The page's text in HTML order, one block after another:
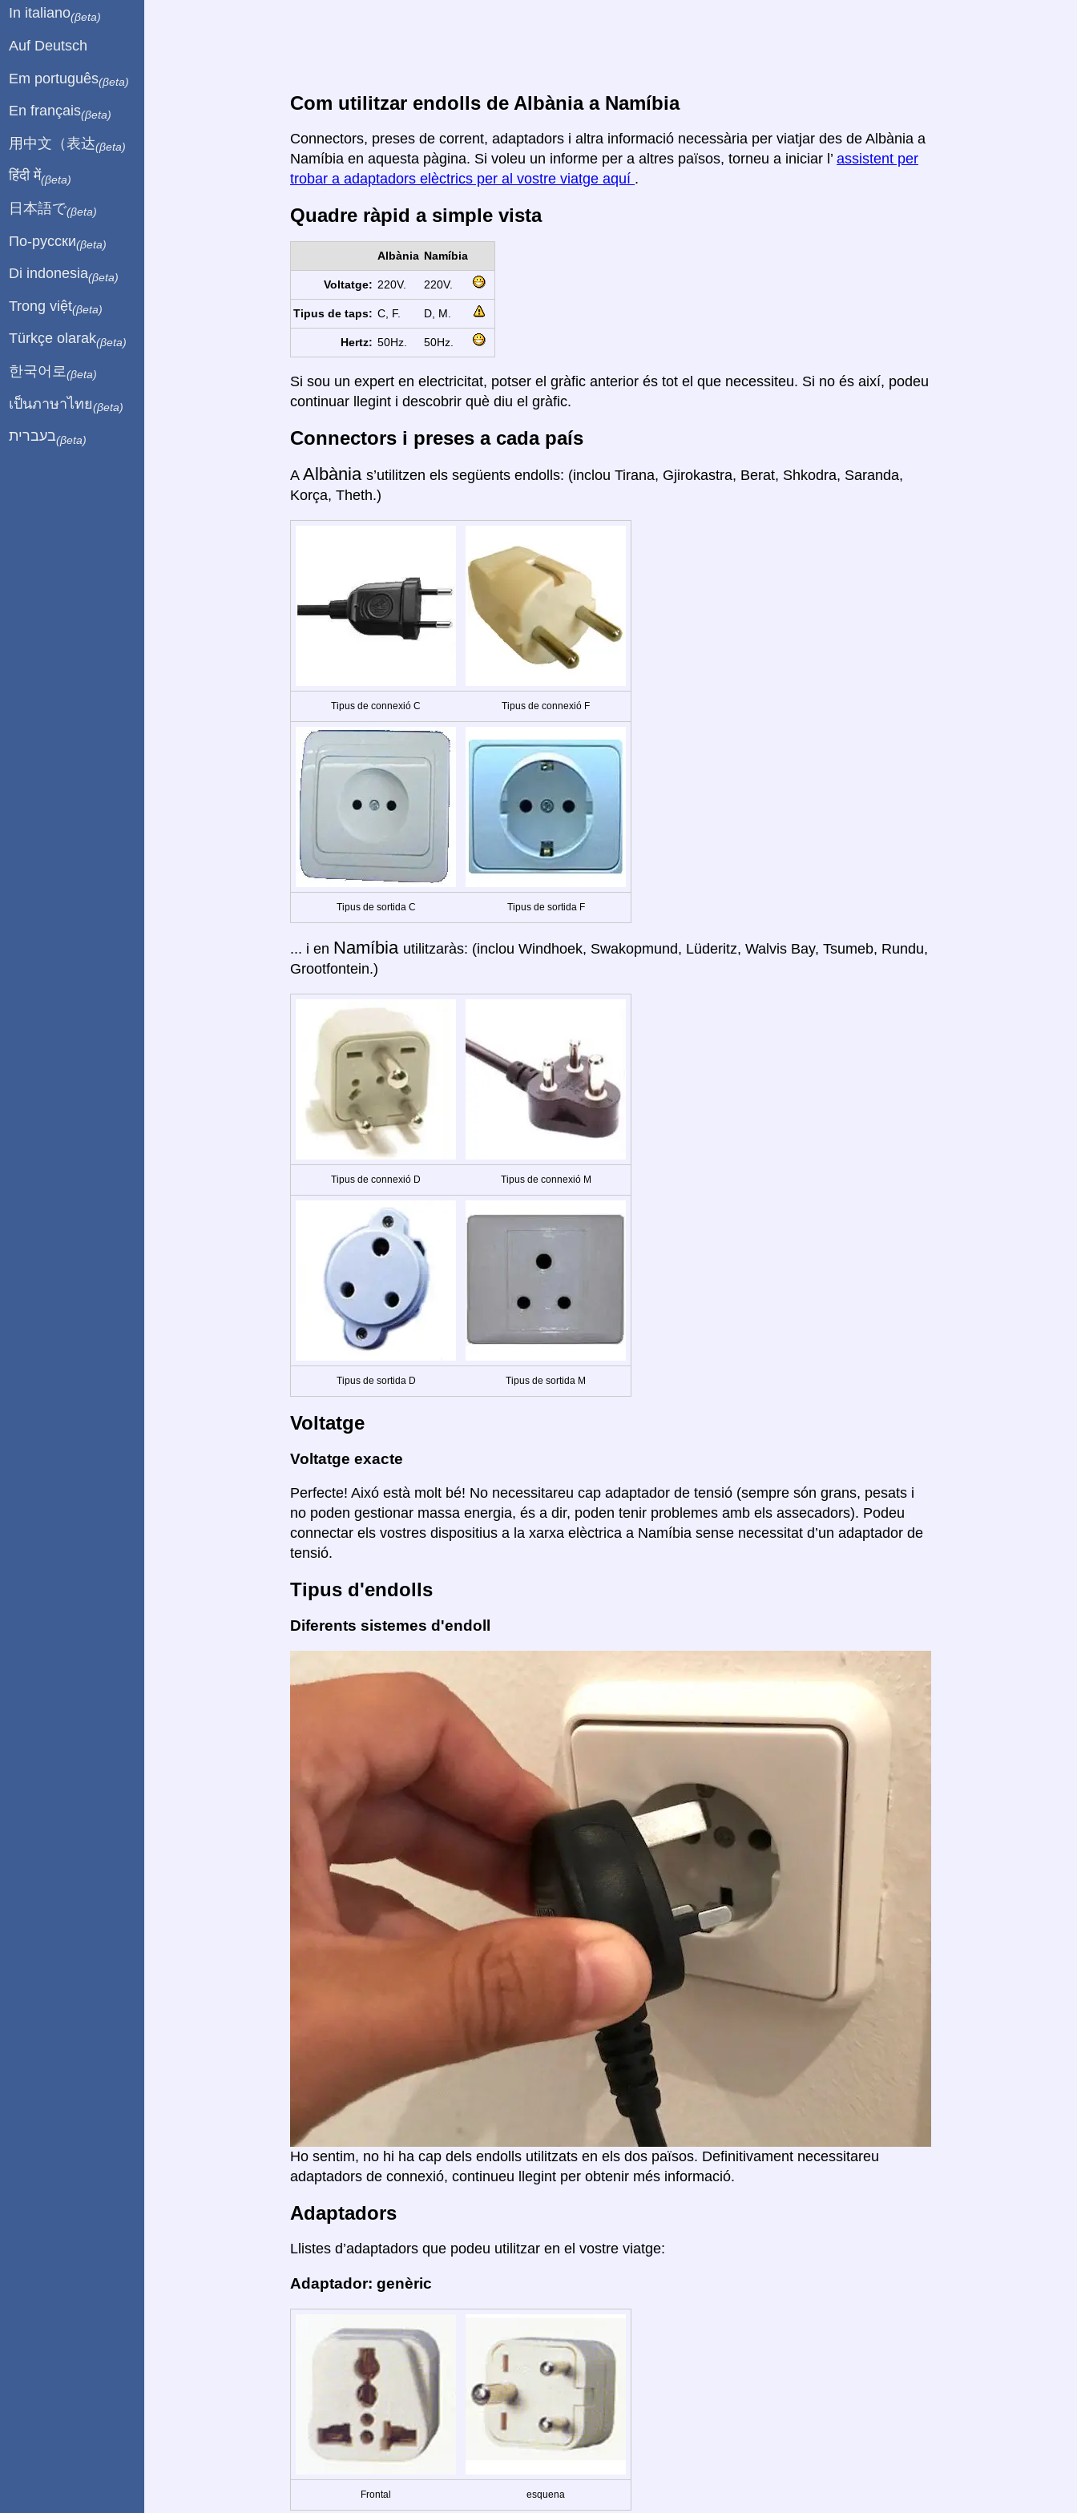
Com utilitzar endolls de Albània a Namíbia
Connectors, preses de corrent, adaptadors i altra informació necessària per viatjar des de Albània a
Namíbia en aquesta pàgina. Si voleu un informe per a altres països, torneu a iniciar l’ assistent per
trobar a adaptadors elèctrics per al vostre viatge aquí .
Quadre ràpid a simple vista
Albània Namíbia
Voltatge: 220V. 220V.
Tipus de taps: C, F. D, M.
Hertz: 50Hz. 50Hz.
Si sou un expert en electricitat, potser el gràfic anterior és tot el que necessiteu. Si no és així, podeu
continuar llegint i descobrir què diu el gràfic.
Connectors i preses a cada país
A Albània s’utilitzen els següents endolls: (inclou Tirana, Gjirokastra, Berat, Shkodra, Saranda,
Korça, Theth.)
Tipus de connexió C Tipus de connexió F
Tipus de sortida C Tipus de sortida F
... i en Namíbia utilitzaràs: (inclou Windhoek, Swakopmund, Lüderitz, Walvis Bay, Tsumeb, Rundu,
Grootfontein.)
Tipus de connexió D Tipus de connexió M
Tipus de sortida D Tipus de sortida M
Voltatge
Voltatge exacte
Perfecte! Aixó està molt bé! No necessitareu cap adaptador de tensió (sempre són grans, pesats i
no poden gestionar massa energia, és a dir, poden tenir problemes amb els assecadors). Podeu
connectar els vostres dispositius a la xarxa elèctrica a Namíbia sense necessitat d’un adaptador de
tensió.
Tipus d'endolls
Diferents sistemes d'endoll
Ho sentim, no hi ha cap dels endolls utilitzats en els dos països. Definitivament necessitareu
adaptadors de connexió, continueu llegint per obtenir més informació.
Adaptadors
Llistes d’adaptadors que podeu utilitzar en el vostre viatge:
Adaptador: genèric
Frontal esquena
In italiano(βeta)
Auf Deutsch
Em português(βeta)
En français(βeta)
用中文（表达(βeta)
हिंदी में(βeta)
日本語で(βeta)
По-русски(βeta)
Di indonesia(βeta)
Trong việt(βeta)
Türkçe olarak(βeta)
한국어로 (βeta)
เป็นภาษาไทย(βeta)
בעברית(βeta)